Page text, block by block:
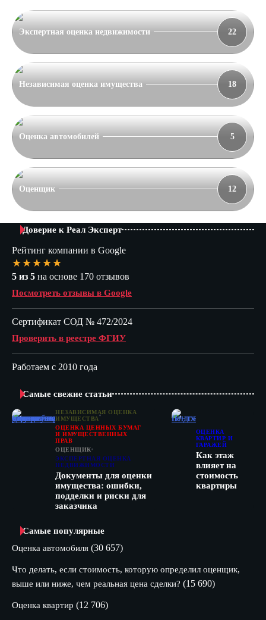
Экспертная оценка недвижимости 22
Независимая оценка имущества 18
Оценка автомобилей 5
Оценщик 12
Доверие к Реал Эксперт
Рейтинг компании в Google
★★★★★
5 из 5 на основе 170 отзывов
Посмотреть отзывы в Google
Сертификат СОД № 472/2024
Проверить в реестре ФГИУ
Работаем с 2010 года
Самые свежие статьи
НЕЗАВИСИМАЯ ОЦЕНКА
ИМУЩЕСТВА
ОЦЕНКА ЦЕННЫХ БУМАГ
И ИМУЩЕСТВЕННЫХ
ПРАВ
ОЦЕНЩИК
ЭКСПЕРТНАЯ ОЦЕНКА
НЕДВИЖИМОСТИ
Документы для оценки
имущества: ошибки,
подделки и риски для
заказчика
ОЦЕНКА
КВАРТИР И
ГАРАЖЕЙ
Как этаж
влияет на
стоимость
квартиры
Самые популярные
Оценка автомобиля (30 657)
Что делать, если стоимость, которую определил оценщик,
выше или ниже, чем реальная цена сделки? (15 690)
Оценка квартир (12 706)